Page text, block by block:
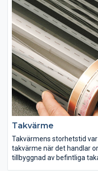
Takvärme
Takvärmens storhetstid
takvärme när det handlar
tillbyggnad av befintliga